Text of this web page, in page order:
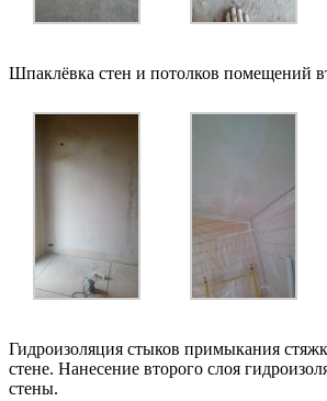
Шпаклёвка стен и потолков помещений
Гидроизоляция стыков примыкания
стене. Нанесение второго слоя
стены.